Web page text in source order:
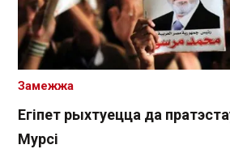
Егіпет рыхтуецца да
Мурсі
Замежжа